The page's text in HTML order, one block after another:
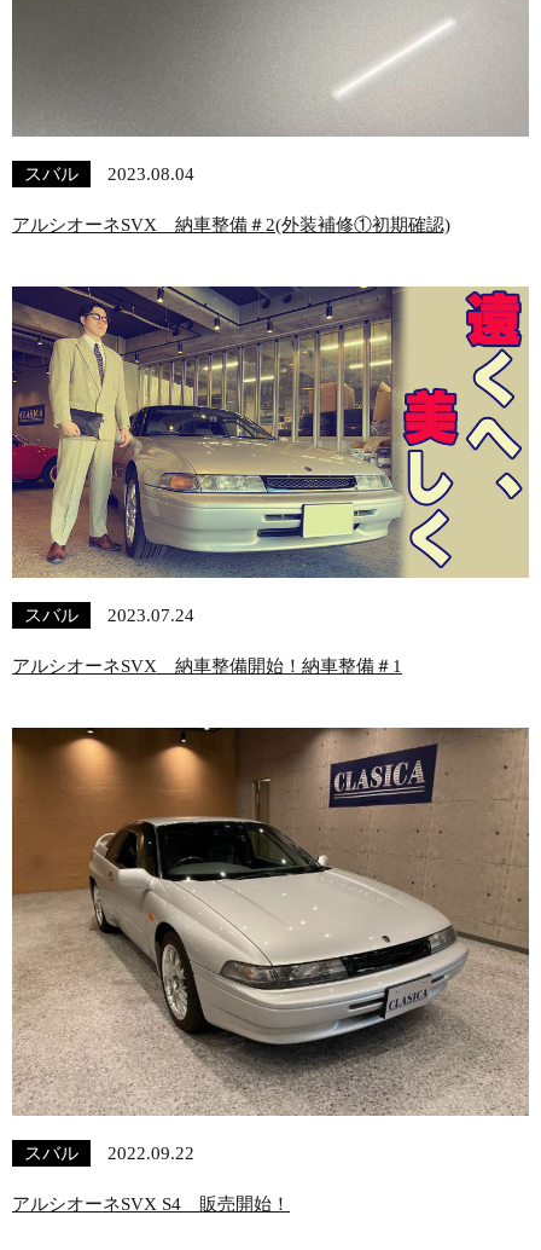
スバル 2023.08.04
アルシオーネSVX 納車整備＃2(外装補修①初期確認)
スバル 2023.07.24
アルシオーネSVX 納車整備開始！納車整備＃1
スバル 2022.09.22
アルシオーネSVX S4 販売開始！